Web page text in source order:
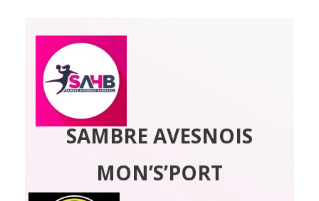
SAMBRE AVESNOIS
MON’S’PORT